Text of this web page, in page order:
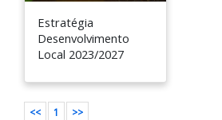
Estratégia
Desenvolvimento
Local 2023/2027
<< 1 >>